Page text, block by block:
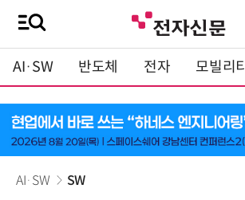
AI·SW 반도체 전자 모빌리티
AI·SW SW